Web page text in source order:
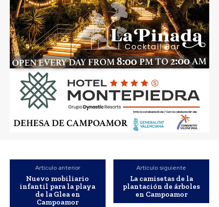
Artículo anterior
Nuevo mobiliario
infantil para la playa
de la Glea en
Campoamor
Artículo siguiente
La camisetas de la
plantación de árboles
en Campoamor